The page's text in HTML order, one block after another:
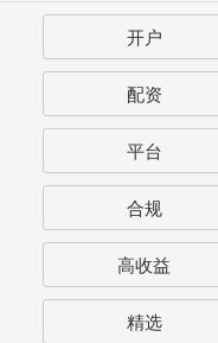
开户
配资
平台
合规
高收益
精选